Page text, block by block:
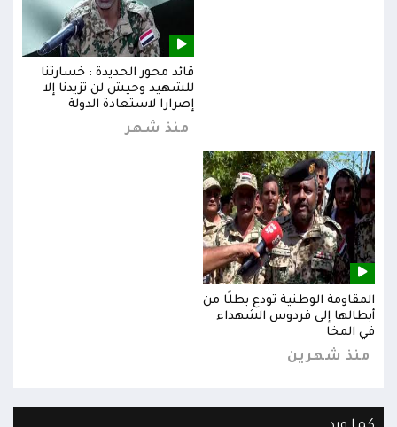
قائد محور الحديدة : خسارتنا
للشهيد وحيش لن تزيدنا إلا
إصرارا لاستعادة الدولة
منذ شهر
المقاومة الوطنية تودع بطلًا من
أبطالها إلى فردوس الشهداء
في المخا
منذ شهرين